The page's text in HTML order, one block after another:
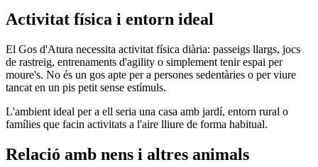
Activitat física i entorn ideal
El Gos d'Atura necessita activitat física diària: passeigs llargs, jocs
de rastreig, entrenaments d'agility o simplement tenir espai per
moure's. No és un gos apte per a persones sedentàries o per viure
tancat en un pis petit sense estímuls.
L'ambient ideal per a ell seria una casa amb jardí, entorn rural o
famílies que facin activitats a l'aire lliure de forma habitual.
Relació amb nens i altres animals